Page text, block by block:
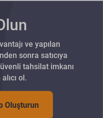
ve yapılan
sonra satıcıya
tahsilat imkanı
ol.
Oluşturun